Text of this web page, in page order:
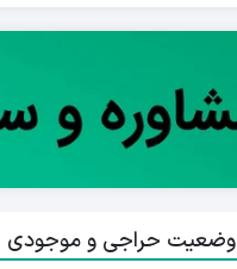
وضعیت حراجی و موجودی